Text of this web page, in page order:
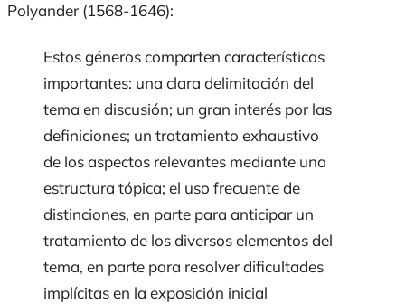
Polyander (1568-1646):
Estos géneros comparten características
importantes: una clara delimitación del
tema en discusión; un gran interés por las
definiciones; un tratamiento exhaustivo
de los aspectos relevantes mediante una
estructura tópica; el uso frecuente de
distinciones, en parte para anticipar un
tratamiento de los diversos elementos del
tema, en parte para resolver dificultades
implícitas en la exposición inicial